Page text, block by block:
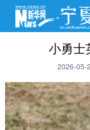
小勇士
2026-05-